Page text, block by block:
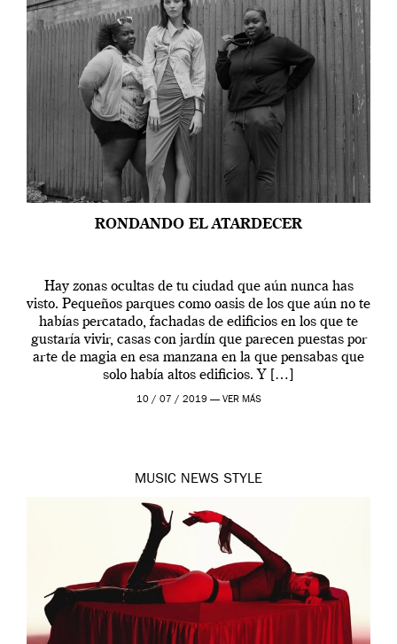
RONDANDO EL ATARDECER
Hay zonas ocultas de tu ciudad que aún nunca has
visto. Pequeños parques como oasis de los que aún no te
habías percatado, fachadas de edificios en los que te
gustaría vivir, casas con jardín que parecen puestas por
arte de magia en esa manzana en la que pensabas que
solo había altos edificios. Y […]
10 / 07 / 2019 — VER MÁS
MUSIC NEWS STYLE